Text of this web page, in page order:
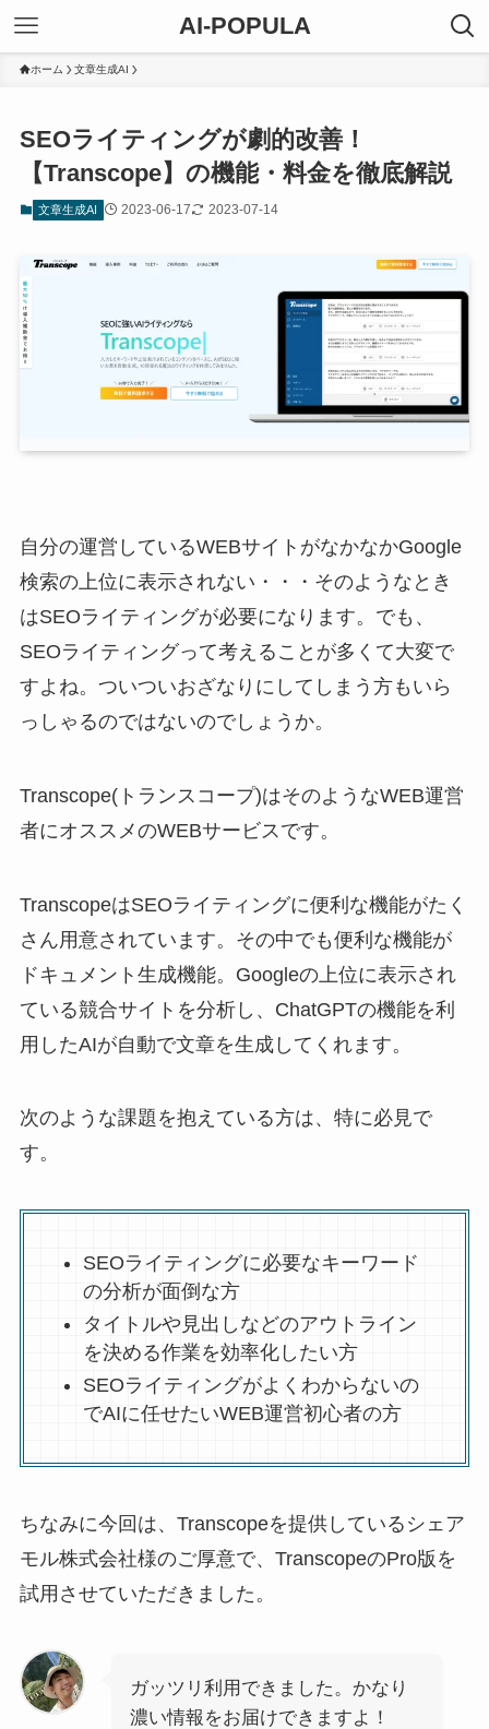
AI-POPULA
ホーム 文章生成AI
SEOライティングが劇的改善！
【Transcope】の機能・料金を徹底解説
文章生成AI 2023-06-17 2023-07-14
自分の運営しているWEBサイトがなかなかGoogle
検索の上位に表示されない・・・そのようなとき
はSEOライティングが必要になります。でも、
SEOライティングって考えることが多くて大変で
すよね。ついついおざなりにしてしまう方もいら
っしゃるのではないのでしょうか。
Transcope(トランスコープ)はそのようなWEB運営
者にオススメのWEBサービスです。
TranscopeはSEOライティングに便利な機能がたく
さん用意されています。その中でも便利な機能が
ドキュメント生成機能。Googleの上位に表示され
ている競合サイトを分析し、ChatGPTの機能を利
用したAIが自動で文章を生成してくれます。
次のような課題を抱えている方は、特に必見で
す。
SEOライティングに必要なキーワード
の分析が面倒な方
タイトルや見出しなどのアウトライン
を決める作業を効率化したい方
SEOライティングがよくわからないの
でAIに任せたいWEB運営初心者の方
ちなみに今回は、Transcopeを提供しているシェア
モル株式会社様のご厚意で、TranscopeのPro版を
試用させていただきました。
ガッツリ利用できました。かなり
濃い情報をお届けできますよ！